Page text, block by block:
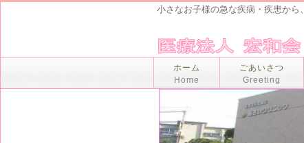
小さなお子様の急な疾病・疾患から
ホーム
Home
ごあいさつ
Greeting